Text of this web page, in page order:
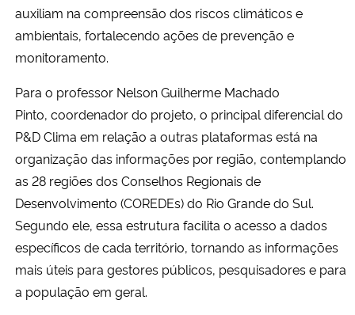
auxiliam na compreensão dos riscos climáticos e
ambientais, fortalecendo ações de prevenção e
monitoramento.
Para o professor Nelson Guilherme Machado
Pinto, coordenador do projeto, o principal diferencial do
P&D Clima em relação a outras plataformas está na
organização das informações por região, contemplando
as 28 regiões dos Conselhos Regionais de
Desenvolvimento (COREDEs) do Rio Grande do Sul.
Segundo ele, essa estrutura facilita o acesso a dados
específicos de cada território, tornando as informações
mais úteis para gestores públicos, pesquisadores e para
a população em geral.